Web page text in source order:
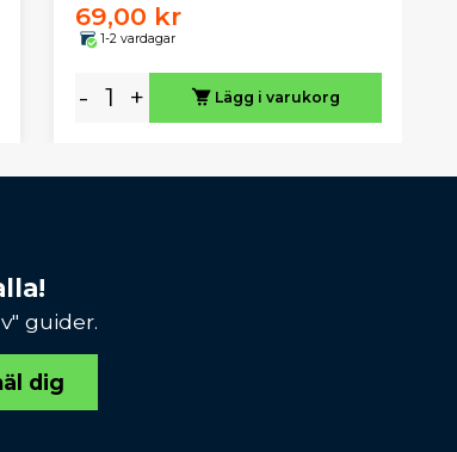
69,00 kr
1-2 vardagar
- + Lägg i varukorg
guider.
dig